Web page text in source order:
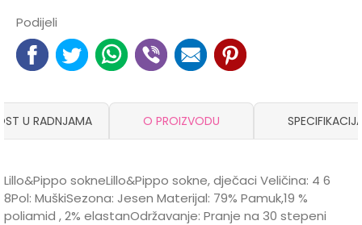
Podijeli
U RADNJAMA O PROIZVODU
Lillo&Pippo sokneLillo&Pippo sokne, dječaci Veličina: 4 6
8Pol: MuškiSezona: Jesen Materijal: 79% Pamuk,19 %
poliamid , 2% elastanOdržavanje: Pranje na 30 stepeni